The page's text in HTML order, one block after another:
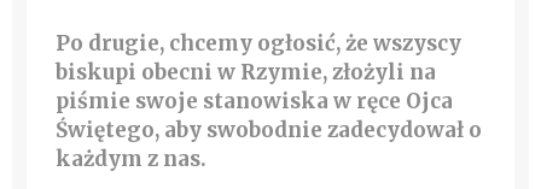
Po drugie, chcemy ogłosić, że wszyscy
biskupi obecni w Rzymie, złożyli na
piśmie swoje stanowiska w ręce Ojca
Świętego, aby swobodnie zadecydował o
każdym z nas.